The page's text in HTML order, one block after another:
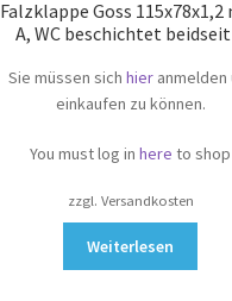
Falzklappe Goss 115x78x1,2
A, WC beschichtet
Sie müssen sichhier anmelden
einkaufen zu können.
You must log inhereto shop
zzgl. Versandkosten
Weiterlesen